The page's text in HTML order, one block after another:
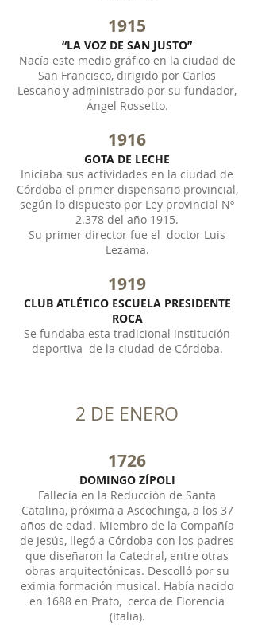
1915
“LA VOZ DE SAN JUSTO”
Nacía este medio gráfico en la ciudad de
San Francisco, dirigido por Carlos
Lescano y administrado por su fundador,
Ángel Rossetto.
1916
GOTA DE LECHE
Iniciaba sus actividades en la ciudad de
Córdoba el primer dispensario provincial,
según lo dispuesto por Ley provincial Nº
2.378 del año 1915.
Su primer director fue el doctor Luis
Lezama.
1919
CLUB ATLÉTICO ESCUELA PRESIDENTE
ROCA
Se fundaba esta tradicional institución
deportiva de la ciudad de Córdoba.
2 DE ENERO
1726
DOMINGO ZÍPOLI
Fallecía en la Reducción de Santa
Catalina, próxima a Ascochinga, a los 37
años de edad. Miembro de la Compañía
de Jesús, llegó a Córdoba con los padres
que diseñaron la Catedral, entre otras
obras arquitectónicas. Descolló por su
eximia formación musical. Había nacido
en 1688 en Prato, cerca de Florencia
(Italia).